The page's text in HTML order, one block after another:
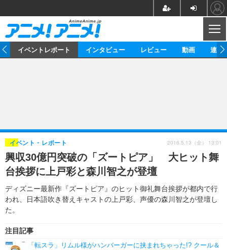
ゲーム グッズ
イベント
海外イベント ビジネス
俳優・タレント アーティスト
ビジネス
アニメ 実写
書評
ゲーム 座談会
動画
アニメ！アニメ！TV ABEMA Cafe
イベントレポート インタビュー レビュー 動画 連載
興収30億円突破の「ズートピア」 大ヒット舞
台挨拶に上戸彩と森川智之が登壇
ディズニー最新作『ズートピア』のヒット御礼舞台挨拶が都内で行
われ、日本語吹き替えキャストの上戸彩、声優の森川智之が登壇し
た。
イベント・レポート
注目記事
「転スラ」リムル様がハンバーガーに挟まれちゃった!? クール＆
2016.5.13（金） 13:01